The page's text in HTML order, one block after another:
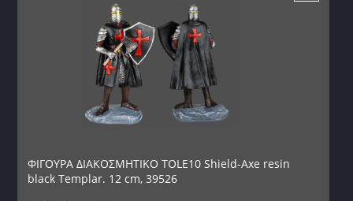
ΦΙΓΟΥΡΑ ΔΙΑΚΟΣΜΗΤΙΚΟ TOLE10 Shield-Axe resin
black Templar. 12 cm, 39526